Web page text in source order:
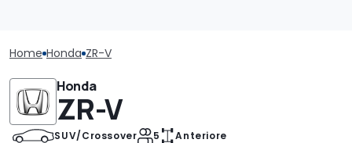
Home Honda ZR-V
Honda
ZR-V
SUV/Crossover 5 Anteriore